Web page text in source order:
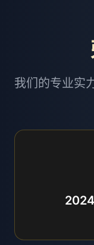
我们的专业实